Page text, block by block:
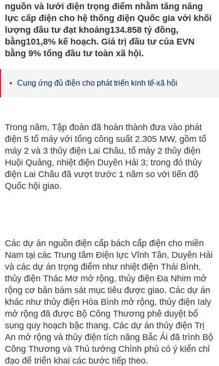
nguồn và lưới điện trọng điểm nhằm tăng năng
lực cấp điện cho hệ thống điện Quốc gia với khối
lượng đầu tư đạt khoảng134.858 tỷ đồng,
bằng101,8% kế hoạch. Giá trị đầu tư của EVN
bằng 9% tổng đầu tư toàn xã hội.
Cung ứng đủ điện cho phát triển kinh tế-xã hội
Trong năm, Tập đoàn đã hoàn thành đưa vào phát
điện 5 tổ máy với tổng công suất 2.305 MW, gồm tổ
máy 2 và 3 thủy điện Lai Châu, tổ máy 2 thủy điện
Huội Quảng, nhiệt điện Duyên Hải 3; trong đó thủy
điện Lai Châu đã vượt trước 1 năm so với tiến độ
Quốc hội giao.
Các dự án nguồn điện cấp bách cấp điện cho miền
Nam tại các Trung tâm Điện lực Vĩnh Tân, Duyên Hải
và các dự án trọng điểm như nhiệt điện Thái Bình,
thủy điện Thác Mơ mở rộng, thủy điện Đa Nhim mở
rộng cơ bản bám sát mục tiêu được giao. Các dự án
khác như thủy điện Hòa Bình mở rộng, thủy điện Ialy
mở rộng đã được Bộ Công Thương phê duyệt bổ
sung quy hoạch bậc thang. Các dự án thủy điện Trị
An mở rộng và thủy điện tích năng Bắc Ái đã trình Bộ
Công Thương và Thủ tướng Chính phủ có ý kiến chỉ
đạo để triển khai các bước tiếp theo.